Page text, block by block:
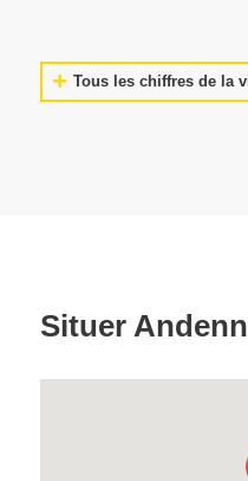
Tous les chiffres de la
Situer